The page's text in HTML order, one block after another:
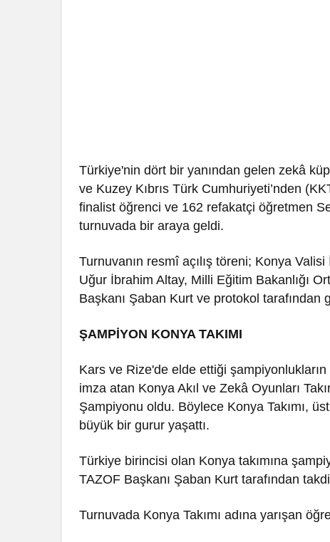
Türkiye'nin dört bir yanından gelen zekâ
ve Kuzey Kıbrıs Türk Cumhuriyeti’nden
finalist öğrenci ve 162 refakatçi öğretmen
turnuvada bir araya geldi.
Turnuvanın resmî açılış töreni; Konya
Uğur İbrahim Altay, Milli Eğitim Bakanlığı
Başkanı Şaban Kurt ve protokol tarafından
ŞAMPİYON KONYA TAKIMI
Kars ve Rize'de elde ettiği
imza atan Konya Akıl ve Zekâ Oyunları
Şampiyonu oldu. Böylece Konya Takımı,
büyük bir gurur yaşattı.
Türkiye birincisi olan Konya takımına
TAZOF Başkanı Şaban Kurt tarafından
Turnuvada Konya Takımı adına yarışan